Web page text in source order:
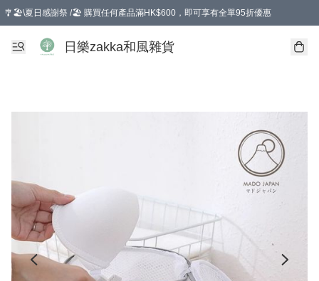
🎐🏖️\夏日感謝祭 /🏖️ 購買任何產品滿HK$600，即可享有全單95折優惠
選擇GoGoX住宅/工商地址配送，單一訂單消費購物滿HK$680(折扣後），可享有
日樂zakka和風雜貨